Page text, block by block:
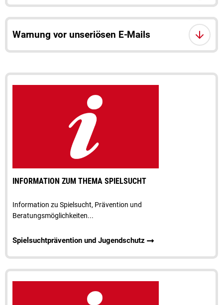
Warnung vor unseriösen E-Mails
INFORMATION ZUM THEMA SPIELSUCHT
Information zu Spielsucht, Prävention und
Beratungsmöglichkeiten...
Spielsuchtprävention und Jugendschutz